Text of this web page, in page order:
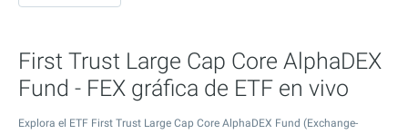
First Trust Large Cap Core AlphaDEX
Fund - FEX gráfica de ETF en vivo
Explora el ETF First Trust Large Cap Core AlphaDEX Fund (Exchange-